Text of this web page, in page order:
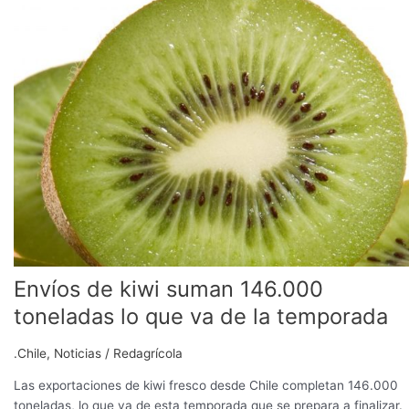
Envíos de kiwi suman 146.000
toneladas lo que va de la temporada
.Chile, Noticias / Redagrícola
Las exportaciones de kiwi fresco desde Chile completan 146.000
toneladas, lo que va de esta temporada que se prepara a finalizar.
toneladas
lo
que
va
de
la
temporada